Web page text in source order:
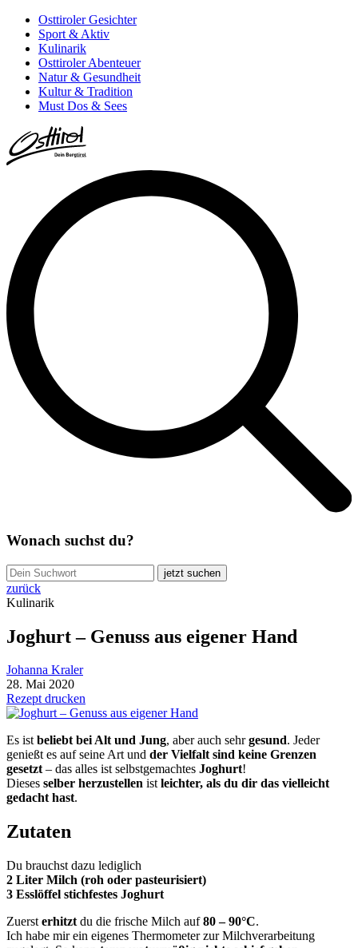
Osttiroler Gesichter
Sport & Aktiv
Kulinarik
Osttiroler Abenteuer
Natur & Gesundheit
Kultur & Tradition
Must Dos & Sees
Wonach suchst du?
jetzt suchen
zurück
Kulinarik
Joghurt – Genuss aus eigener Hand
Johanna Kraler
28. Mai 2020
Rezept drucken
Es istbeliebt bei Alt und Jung, aber auch sehrgesund. Jeder
genießt es auf seine Art und der Vielfalt sind keine Grenzen
gesetzt– das alles ist selbstgemachtes Joghurt!
Dieses selber herzustellen istleichter, als du dir das vielleicht
gedacht hast.
Zutaten
Du brauchst dazu lediglich
2 Liter Milch (roh oder pasteurisiert)
3 Esslöffel stichfestes Joghurt
Zuerst erhitzt du die frische Milch auf80 – 90°C.
Ich habe mir ein eigenes Thermometer zur Milchverarbeitung